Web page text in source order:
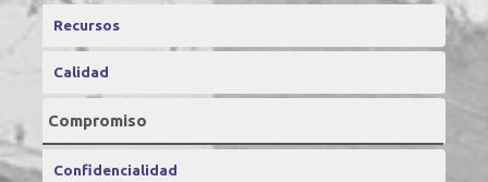
Recursos
Calidad
Compromiso
Confidencialidad